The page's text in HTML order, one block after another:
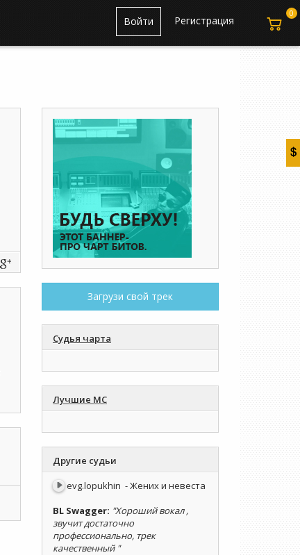
Регистрация
Войти
Загрузи свой трек
Судья чарта
Лучшие МС
Другие судьи
evg.lopukhin - Жених и невеста
BL Swagger: "Хороший вокал ,
звучит достаточно
профессионально, трек
качественный "
0